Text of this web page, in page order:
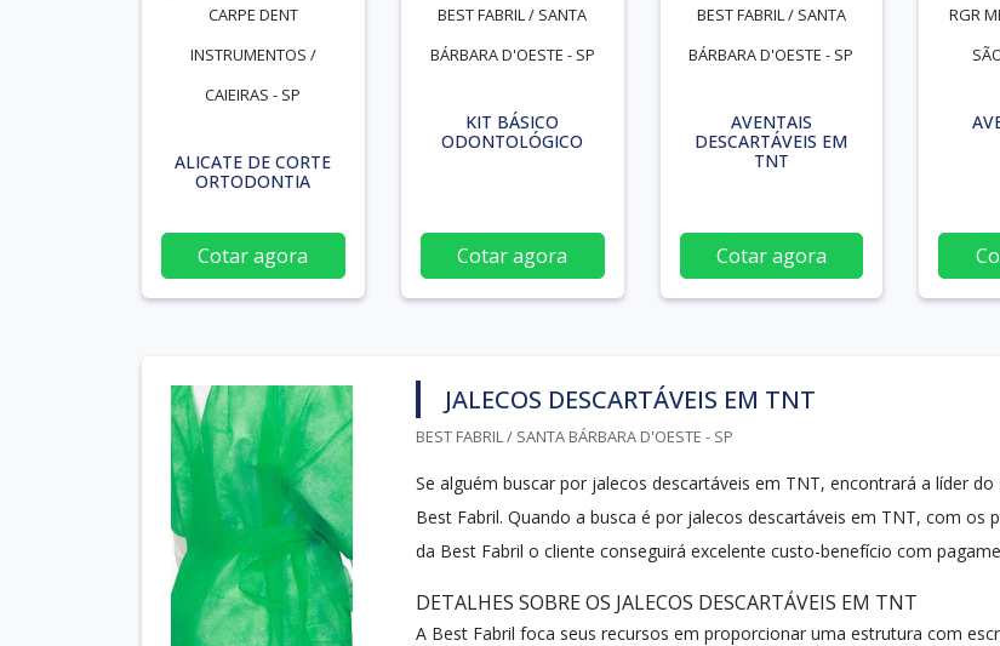
CARPE DENT
INSTRUMENTOS /
CAIEIRAS - SP
ALICATE DE CORTE
ORTODONTIA
Cotar agora
BEST FABRIL / SANTA
BÁRBARA D'OESTE - SP
KIT BÁSICO
ODONTOLÓGICO
Cotar agora
BEST FABRIL / SANTA
BÁRBARA D'OESTE - SP
AVENTAIS
DESCARTÁVEIS EM
TNT
Cotar agora
RGR
JALECOS DESCARTÁVEIS EM TNT
BEST FABRIL / SANTA BÁRBARA D'OESTE - SP
Se alguém buscar por jalecos descartáveis em TNT, encontrará a líder
Best Fabril. Quando a busca é por jalecos descartáveis em TNT, com os
da Best Fabril o cliente conseguirá excelente custo-benefício com
DETALHES SOBRE OS JALECOS DESCARTÁVEIS EM TNT
A Best Fabril foca seus recursos em proporcionar uma estrutura com